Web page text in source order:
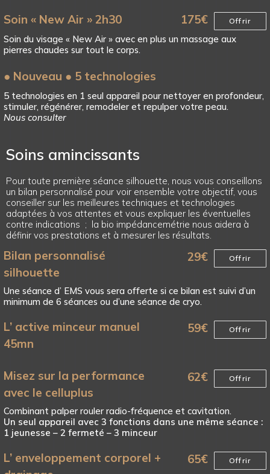
Soin « New Air » 2h30 175€ Offrir
Soin du visage « New Air » avec en plus un massage aux
pierres chaudes sur tout le corps.
● Nouveau ● 5 technologies
5 technologies en 1 seul appareil pour nettoyer en profondeur,
stimuler, régénérer, remodeler et repulper votre peau.
Nous consulter
Soins amincissants
Pour toute première séance silhouette, nous vous conseillons
un bilan personnalisé pour voir ensemble votre objectif, vous
conseiller sur les meilleures techniques et technologies
adaptées à vos attentes et vous expliquer les éventuelles
contre indications ; la bio impédancemétrie nous aidera à
définir vos prestations et à mesurer les résultats.
Bilan personnalisé
silhouette
29€ Offrir
Une séance d’ EMS vous sera offerte si ce bilan est suivi d’un
minimum de 6 séances ou d’une séance de cryo.
L’ active minceur manuel
45mn
59€ Offrir
Misez sur la performance
avec le celluplus
62€ Offrir
Combinant palper rouler radio-fréquence et cavitation.
Un seul appareil avec 3 fonctions dans une même séance :
1 jeunesse – 2 fermeté – 3 minceur
L’ enveloppement corporel +
65€ Offrir